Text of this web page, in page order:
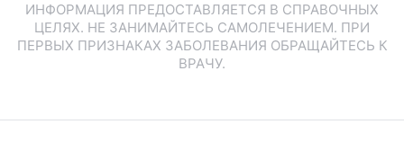
ИНФОРМАЦИЯ ПРЕДОСТАВЛЯЕТСЯ В СПРАВОЧНЫХ
ЦЕЛЯХ. НЕ ЗАНИМАЙТЕСЬ САМОЛЕЧЕНИЕМ. ПРИ
ПЕРВЫХ ПРИЗНАКАХ ЗАБОЛЕВАНИЯ ОБРАЩАЙТЕСЬ К
ВРАЧУ.